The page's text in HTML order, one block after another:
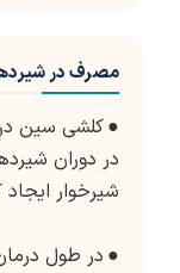
مصرف در
●کلشی سین
در دوران
شیرخوار ایجاد
● در طول